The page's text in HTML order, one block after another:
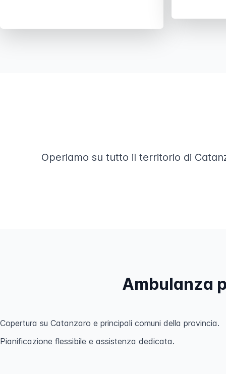
Operiamo su tutto il territorio di
Ambulanza
Copertura su Catanzaro e principali comuni della provincia.
Pianificazione flessibile e assistenza dedicata.